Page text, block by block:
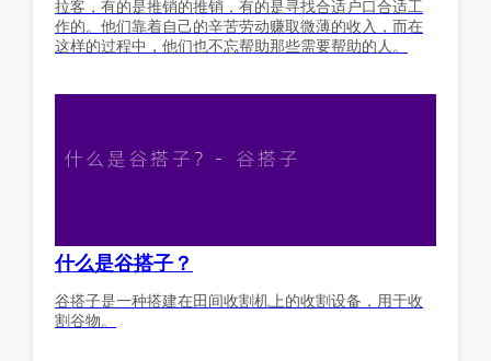
拉客，有的是推销的推销，有的是寻找合适户口合适工
作的。他们靠着自己的辛苦劳动赚取微薄的收入，而在
这样的过程中，他们也不忘帮助那些需要帮助的人。
什么是谷搭子？
谷搭子是一种搭建在田间收割机上的收割设备，用于收
割谷物。